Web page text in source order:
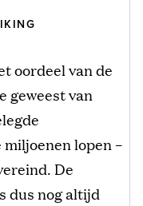
oordeel van de
geweest van
lopen –
De
dus nog altijd